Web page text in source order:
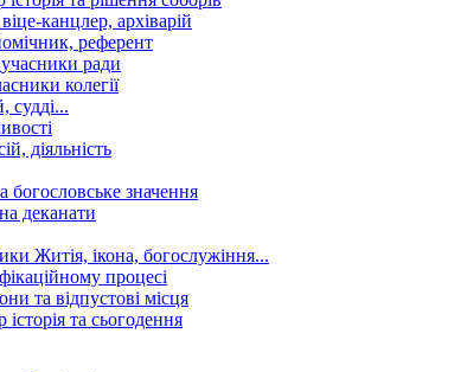
канцлер, архіварій
референт
учасники ради
колегії
судді...
діяльність
богословське значення
деканати
Житія, ікона, богослужіння...
процесі
та відпустові місця
історія та сьогодення